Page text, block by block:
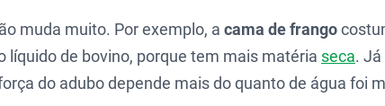
muda muito. Por exemplo, a cama de frango
líquido de bovino, porque tem mais matéria seca.
do adubo depende mais do quanto de água foi